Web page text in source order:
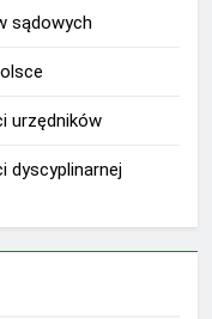
sądowych
urzędników
dyscyplinarnej